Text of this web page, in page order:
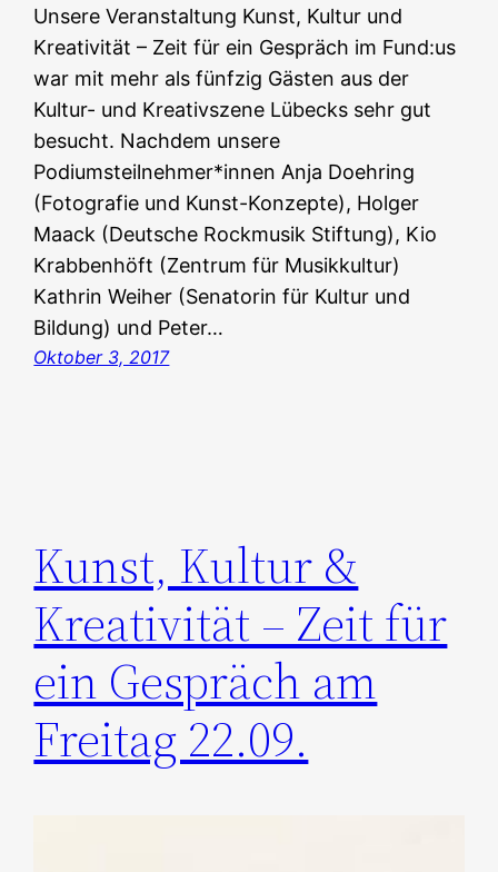
Unsere Veranstaltung Kunst, Kultur und
Kreativität – Zeit für ein Gespräch im Fund:us
war mit mehr als fünfzig Gästen aus der
Kultur- und Kreativszene Lübecks sehr gut
besucht. Nachdem unsere
Podiumsteilnehmer*innen Anja Doehring
(Fotografie und Kunst-Konzepte), Holger
Maack (Deutsche Rockmusik Stiftung), Kio
Krabbenhöft (Zentrum für Musikkultur)
Kathrin Weiher (Senatorin für Kultur und
Bildung) und Peter…
Oktober 3, 2017
Kunst, Kultur &
Kreativität – Zeit für
ein Gespräch am
Freitag 22.09.